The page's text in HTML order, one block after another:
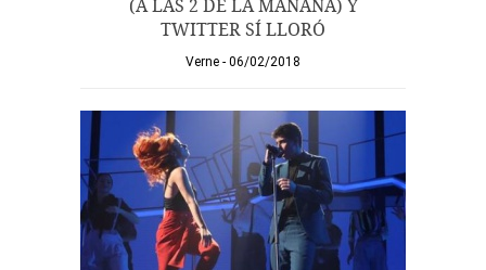
(A LAS 2 DE LA MAÑANA) Y
TWITTER SÍ LLORÓ
Verne 06/02/2018